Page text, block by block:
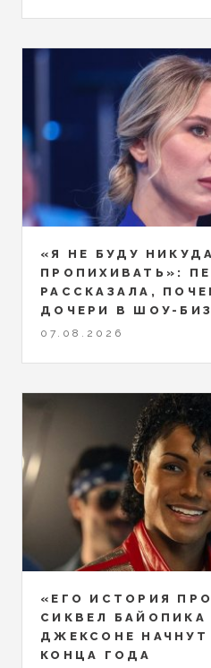
«Я НЕ БУДУ НИКУДА
ПРОПИХИВАТЬ»:
РАССКАЗАЛА,
ДОЧЕРИ В ШОУ-
07.08.2026
«ЕГО ИСТОРИЯ
СИКВЕЛ БАЙОПИКА
ДЖЕКСОНЕ
КОНЦА ГОДА